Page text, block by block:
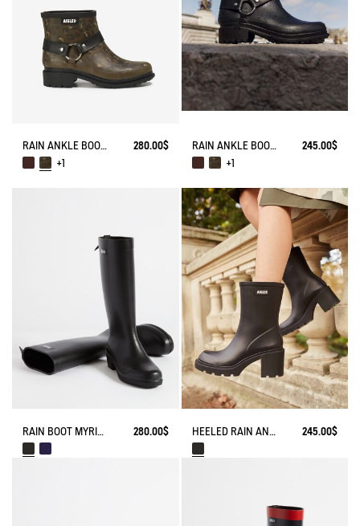
RAIN ANKLE BOOT MACADAMES BIKER STYLE
280.00$
+1
RAIN ANKLE BOOT MACADAMES BIKER STYLE
245.00$
+1
RAIN BOOT MYRICA 280.00$ HEELED RAIN ANKLE BOOT MONCEAU 245.00$